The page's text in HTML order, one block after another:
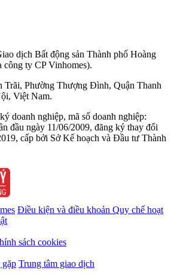
dịch Bất động sản Thành phố Hoàng
công ty CP Vinhomes).
Trãi, Phường Thượng Đình, Quận Thanh
Việt Nam.
doanh nghiệp, mã số doanh nghiệp:
đầu ngày 11/06/2009, đăng ký thay đổi
cấp bởi Sở Kế hoạch và Đầu tư Thành
Điều kiện và điều khoản Quy chế hoạt
sách cookies
Trung tâm giao dịch